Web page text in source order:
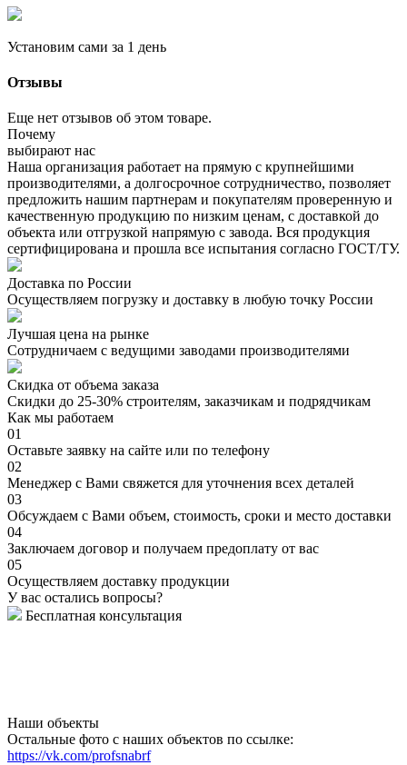
Установим сами за 1 день
Отзывы
Еще нет отзывов об этом товаре.
Почему
выбирают нас
Наша организация работает на прямую с крупнейшими
производителями, а долгосрочное сотрудничество, позволяет
предложить нашим партнерам и покупателям проверенную и
качественную продукцию по низким ценам, с доставкой до
объекта или отгрузкой напрямую с завода. Вся продукция
сертифицирована и прошла все испытания согласно ГОСТ/ТУ.
Доставка по России
Осуществляем погрузку и доставку в любую точку России
Лучшая цена на рынке
Сотрудничаем с ведущими заводами производителями
Скидка от объема заказа
Скидки до 25-30% строителям, заказчикам и подрядчикам
Как мы работаем
01
Оставьте заявку на сайте или по телефону
02
Менеджер с Вами свяжется для уточнения всех деталей
03
Обсуждаем с Вами объем, стоимость, сроки и место доставки
04
Заключаем договор и получаем предоплату от вас
05
Осуществляем доставку продукции
У вас остались вопросы?
Бесплатная консультация
Наши объекты
Остальные фото с наших объектов по ссылке:
https://vk.com/profsnabrf